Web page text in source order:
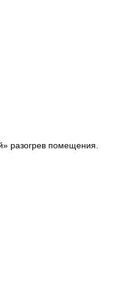
разогрев помещения.